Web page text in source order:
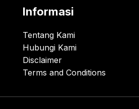
Informasi
Tentang Kami
Hubungi Kami
Disclaimer
Terms and Conditions